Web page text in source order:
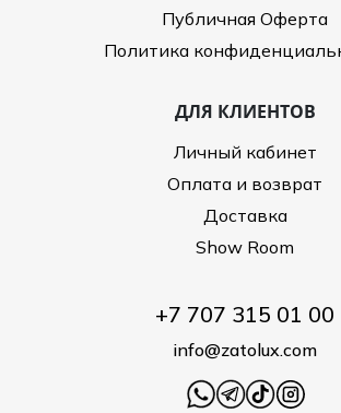
Публичная Оферта
Политика
ДЛЯ КЛИЕНТОВ
Личный кабинет
Оплата и возврат
Доставка
Show Room
+7 707 315 01 00
info@zatolux.com